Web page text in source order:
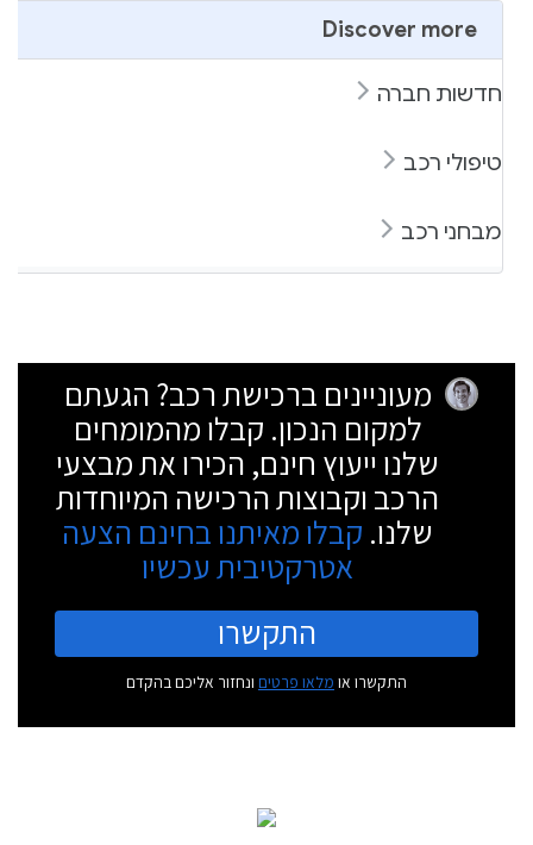
Discover more
חדשות חברה
טיפולי רכב
מבחני רכב
מעוניינים ברכישת רכב? הגעתם
למקום הנכון. קבלו מהמומחים
שלנו ייעוץ חינם, הכירו את מבצעי
הרכב וקבוצות הרכישה המיוחדות
שלנו. קבלו מאיתנו בחינם הצעה
אטרקטיבית עכשיו
התקשרו
התקשרו או מלאו פרטים ונחזור אליכם בהקדם